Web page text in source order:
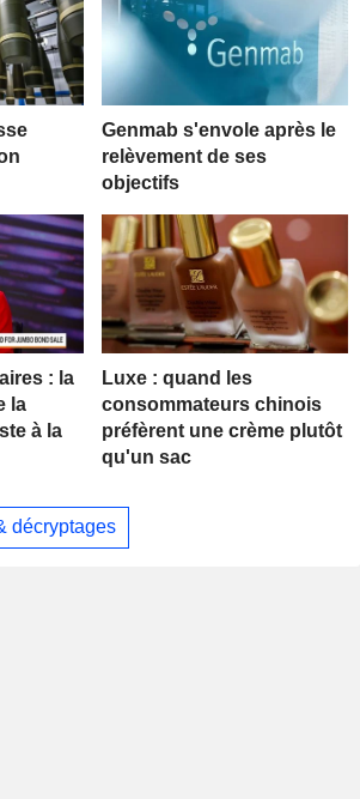
Genmab s'envole après le
relèvement de ses
objectifs
: la
la
à la
Luxe : quand les
consommateurs chinois
préfèrent une crème plutôt
qu'un sac
décryptages